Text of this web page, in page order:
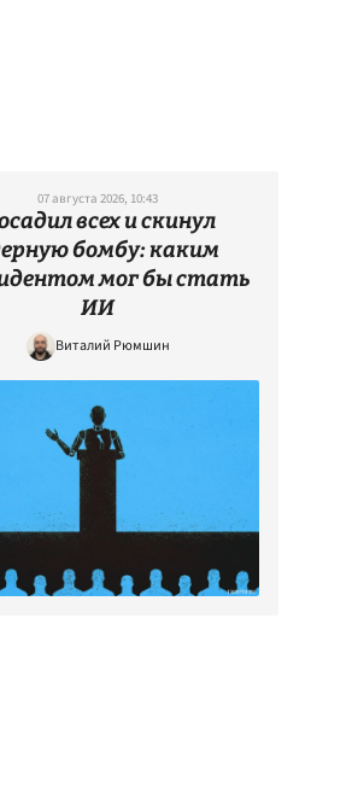
07 августа 2026, 10:43
всех и скинул
бомбу: каким
мог бы стать
ИИ
Виталий Рюмшин